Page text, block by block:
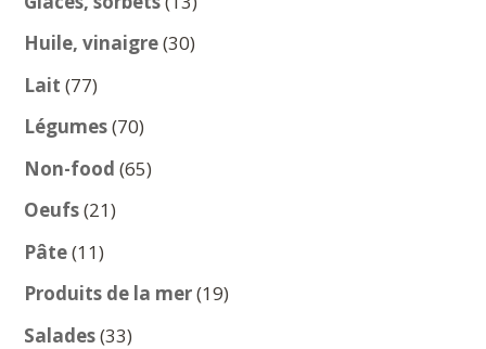
produits
Huile, vinaigre 3030
Lait 7777
produits
Légumes 7070
produits
Non-food 6565
Oeufs 2121
Pâte 1111
produits
Produits de la mer 1919
Salades 3333